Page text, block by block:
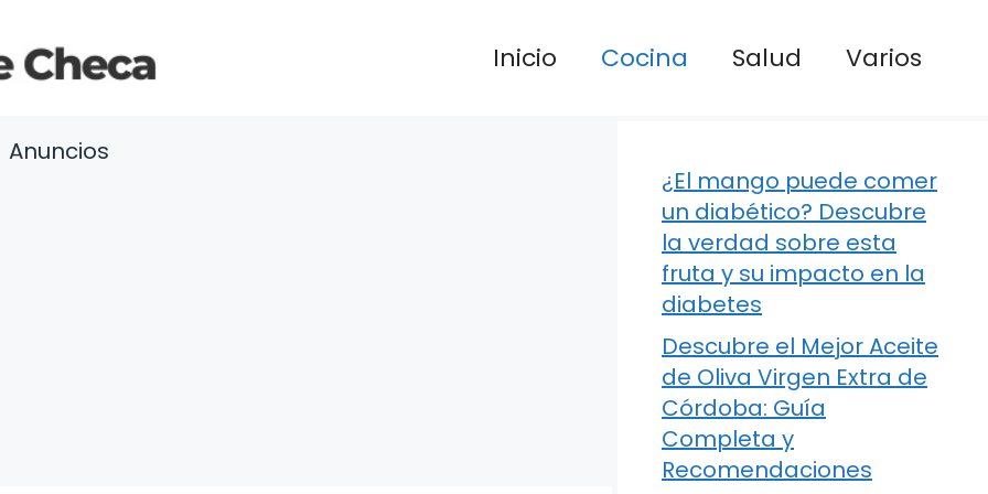
Inicio Cocina Salud Varios
Anuncios
¿El mango puede comer
un diabético? Descubre
la verdad sobre esta
fruta y su impacto en la
diabetes
Descubre el Mejor Aceite
de Oliva Virgen Extra de
Córdoba: Guía
Completa y
Recomendaciones